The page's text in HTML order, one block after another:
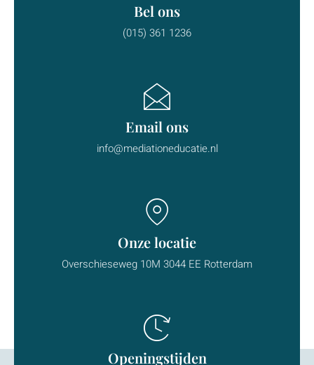
Bel ons
(015) 361 1236
Email ons
info@mediationeducatie.nl
Onze locatie
Overschieseweg 10M 3044 EE Rotterdam
Openingstijden